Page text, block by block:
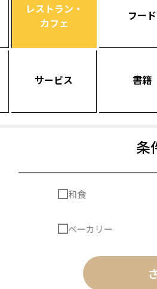
レストラン・
カフェ
フード
サービス 書籍
条
和食
ベーカリー